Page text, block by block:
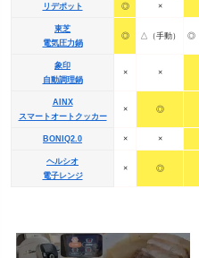
リデポット ◎ ×
東芝
電気圧力鍋
◎ △（手動） ◎
象印
自動調理鍋
× ×
AINX
スマートオートクッカー
× ◎
BONIQ2.0 × ×
ヘルシオ
電子レンジ
× ◎